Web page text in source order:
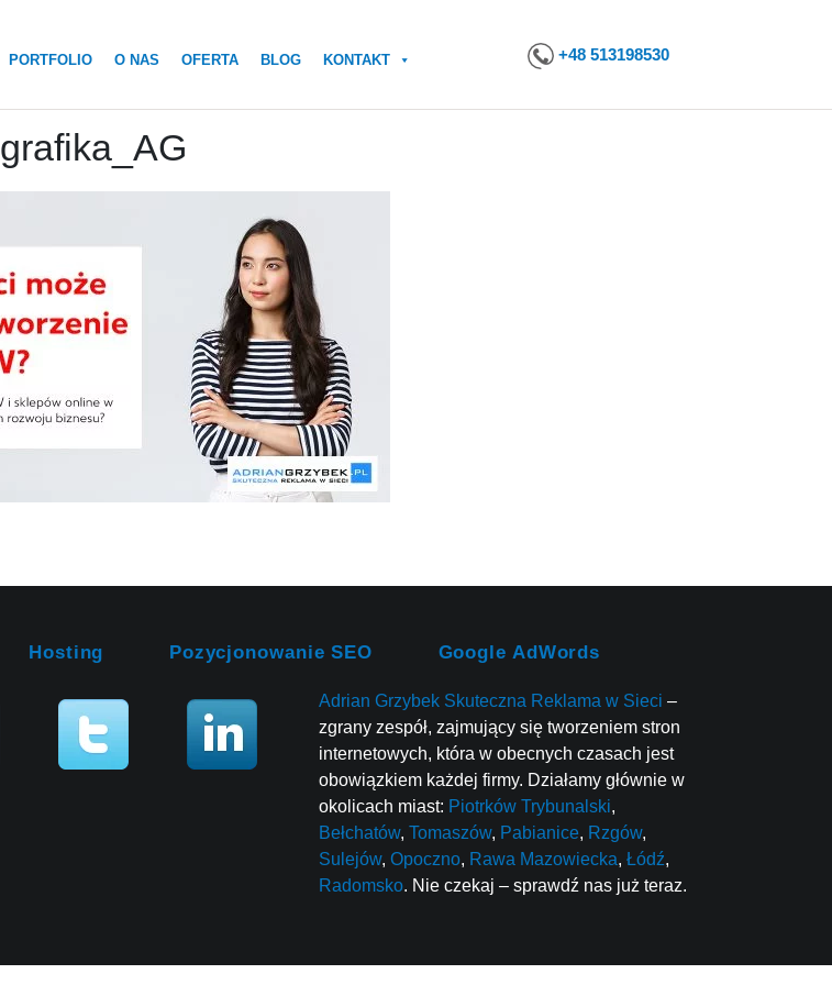
PORTFOLIO O NAS OFERTA BLOG KONTAKT +48 513198530
grafika_AG
Hosting Pozycjonowanie SEO Google AdWords
Adrian Grzybek Skuteczna Reklama w Sieci –
zgrany zespół, zajmujący się tworzeniem stron
internetowych, która w obecnych czasach jest
obowiązkiem każdej firmy. Działamy głównie w
okolicach miast: Piotrków Trybunalski,
Bełchatów, Tomaszów, Pabianice, Rzgów,
Sulejów, Opoczno, Rawa Mazowiecka, Łódź,
Radomsko. Nie czekaj – sprawdź nas już teraz.